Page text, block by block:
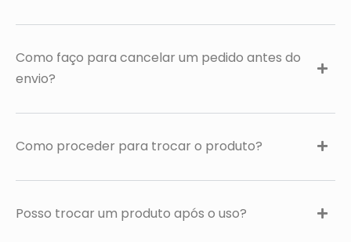
Como faço para cancelar um pedido antes do
envio?
Como proceder para trocar o produto?
Posso trocar um produto após o uso?